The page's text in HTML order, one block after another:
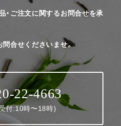
・ご注文に関するお問合せを承
問合せくださいませ。
22-4663
付:10時〜18時)